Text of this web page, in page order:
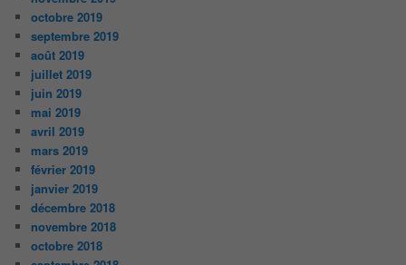
octobre 2019
septembre 2019
août 2019
juillet 2019
juin 2019
mai 2019
avril 2019
mars 2019
février 2019
janvier 2019
décembre 2018
novembre 2018
octobre 2018